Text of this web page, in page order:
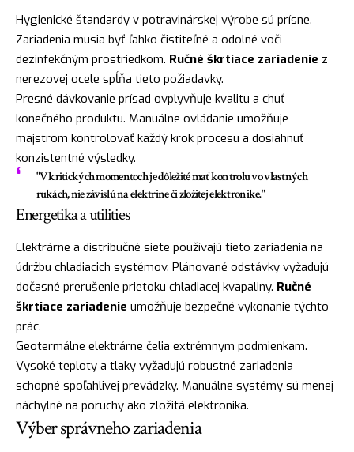
Hygienické štandardy v potravinárskej výrobe sú prísne.
Zariadenia musia byť ľahko čistiteľné a odolné voči
dezinfekčným prostriedkom. Ručné škrtiace zariadenie z
nerezovej ocele spĺňa tieto požiadavky.
Presné dávkovanie prísad ovplyvňuje kvalitu a chuť
konečného produktu. Manuálne ovládanie umožňuje
majstrom kontrolovať každý krok procesu a dosiahnuť
konzistentné výsledky.
"V kritických momentoch je dôležité mať kontrolu vo vlastných
rukách, nie závislú na elektrine či zložitej elektronike."
Energetika a utilities
Elektrárne a distribučné siete používajú tieto zariadenia na
údržbu chladiacich systémov. Plánované odstávky vyžadujú
dočasné prerušenie prietoku chladiacej kvapaliny. Ručné
škrtiace zariadenie umožňuje bezpečné vykonanie týchto
prác.
Geotermálne elektrárne čelia extrémnym podmienkam.
Vysoké teploty a tlaky vyžadujú robustné zariadenia
schopné spoľahlivej prevádzky. Manuálne systémy sú menej
náchylné na poruchy ako zložitá elektronika.
Výber správneho zariadenia